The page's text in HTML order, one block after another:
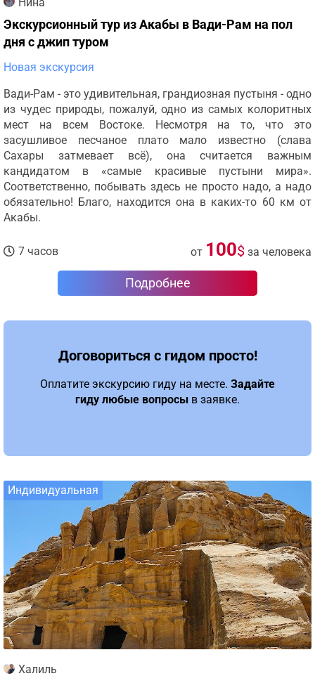
Экскурсионный тур из Акабы в Вади-Рам на пол
дня с джип туром
Новая экскурсия
Вади-Рам - это удивительная, грандиозная пустыня - одно
из чудес природы, пожалуй, одно из самых колоритных
мест на всем Востоке. Несмотря на то, что это
засушливое песчаное плато мало известно (слава
Сахары затмевает всё), она считается важным
кандидатом в «самые красивые пустыни мира».
Соответственно, побывать здесь не просто надо, а надо
обязательно! Благо, находится она в каких-то 60 км от
Акабы.
7 часов от 100$ за человека
Подробнее
Договориться с гидом просто!
Оплатите экскурсию гиду на месте. Задайте
гиду любые вопросы в заявке.
Индивидуальная
Халиль